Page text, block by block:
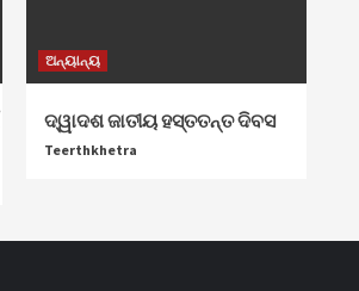
ଅନ୍ୟାନ୍ୟ
ଦ୍ୱାଦଶ ଜାତୀୟ ହସ୍ତତନ୍ତ ଦିବସ
Teerthkhetra